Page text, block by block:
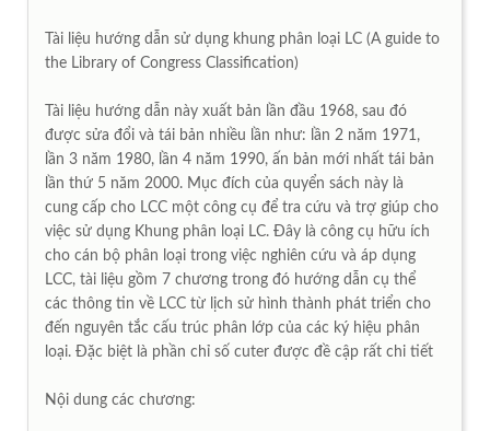
Tài liệu hướng dẫn sử dụng khung phân loại LC (A guide to
the Library of Congress Classification)
Tài liệu hướng dẫn này xuất bản lần đầu 1968, sau đó
được sửa đổi và tái bản nhiều lần như: lần 2 năm 1971,
lần 3 năm 1980, lần 4 năm 1990, ấn bản mới nhất tái bản
lần thứ 5 năm 2000. Mục đích của quyển sách này là
cung cấp cho LCC một công cụ để tra cứu và trợ giúp cho
việc sử dụng Khung phân loại LC. Đây là công cụ hữu ích
cho cán bộ phân loại trong việc nghiên cứu và áp dụng
LCC, tài liệu gồm 7 chương trong đó hướng dẫn cụ thể
các thông tin về LCC từ lịch sử hình thành phát triển cho
đến nguyên tắc cấu trúc phân lớp của các ký hiệu phân
loại. Đặc biệt là phần chỉ số cuter được đề cập rất chi tiết
Nội dung các chương: